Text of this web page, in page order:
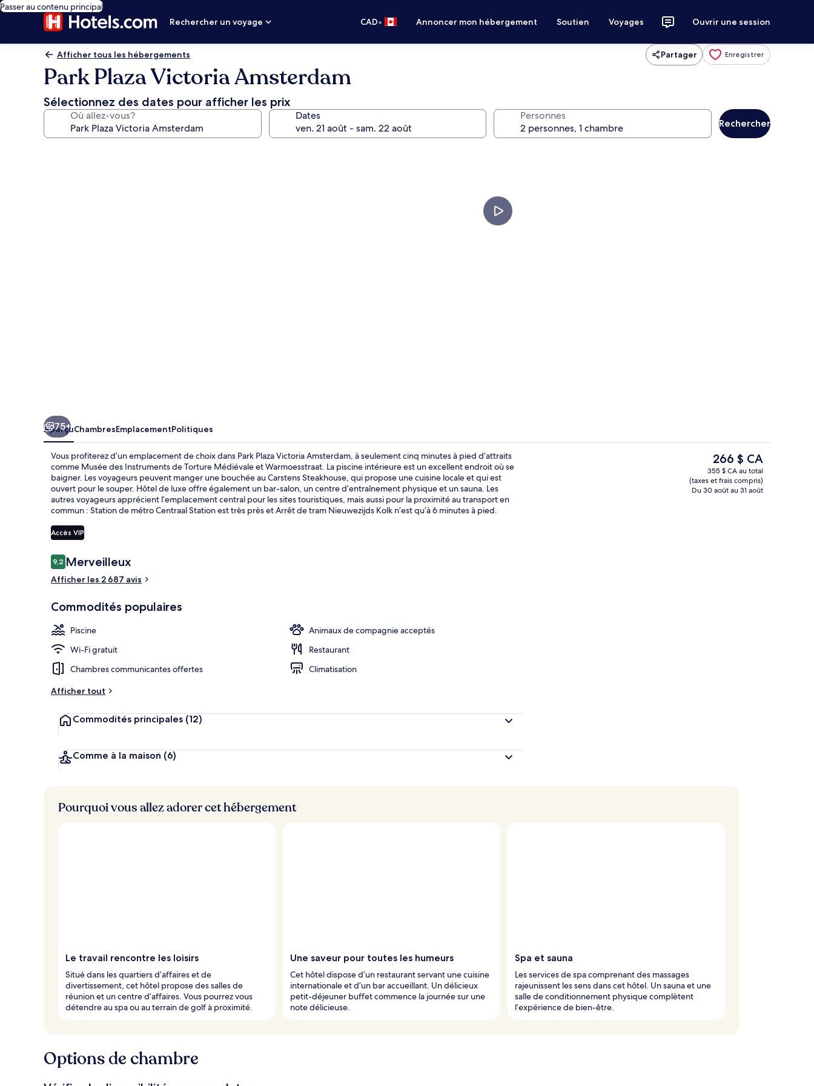
Passer au contenu principal
Rechercher un voyage
CAD• Annoncer mon hébergement Soutien Voyages Ouvrir une session
Afficher tous les hébergements Partager Enregistrer
Park Plaza Victoria Amsterdam
Sélectionnez des dates pour afficher les prix
Où allez-vous? Dates Personnes
Rechercher
Suite Junior, 1 très grand lit | Literie de qualité, couette en duvet
Bar (sur place)
75+
AperçuChambresEmplacementPolitiques
Vous profiterez d’un emplacement de choix dans Park Plaza Victoria Amsterdam, à seulement cinq minutes à pied d’attraits
comme Musée des Instruments de Torture Médiévale et Warmoesstraat. La piscine intérieure est un excellent endroit où se
baigner. Les voyageurs peuvent manger une bouchée au Carstens Steakhouse, qui propose une cuisine locale et qui est
ouvert pour le souper. Hôtel de luxe offre également un bar-salon, un centre d’entraînement physique et un sauna. Les
autres voyageurs apprécient l’emplacement central pour les sites touristiques, mais aussi pour la proximité au transport en
commun : Station de métro Centraal Station est très près et Arrêt de tram Nieuwezijds Kolk n’est qu’à 6 minutes à pied.
Accès VIP
Avis
9,29,2 sur 10 –
Merveilleux
Afficher les 2 687 avis
Commodités populaires
Piscine
Animaux de compagnie acceptés
Wi-Fi gratuit
Restaurant
Chambres communicantes offertes
Climatisation
Afficher tout
Commodités principales (12)
Comme à la maison (6)
Le
prix
actuel
est
266 $ CA
355 $ CA au total
(taxes et frais compris)
Du 30 août au 31 août
Pourquoi vous allez adorer cet hébergement
Le travail rencontre les loisirs
Situé dans les quartiers d’affaires et de
divertissement, cet hôtel propose des salles de
réunion et un centre d’affaires. Vous pourrez vous
détendre au spa ou au terrain de golf à proximité.
Une saveur pour toutes les humeurs
Cet hôtel dispose d’un restaurant servant une cuisine
internationale et d’un bar accueillant. Un délicieux
petit-déjeuner buffet commence la journée sur une
note délicieuse.
Spa et sauna
Les services de spa comprenant des massages
rajeunissent les sens dans cet hôtel. Un sauna et une
salle de conditionnement physique complètent
l’expérience de bien-être.
Options de chambre